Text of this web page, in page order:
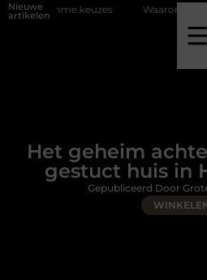
Nieuwe
artikelenWaarom kiezen voor een
Het geheim
gestuct huis in
Gepubliceerd Door